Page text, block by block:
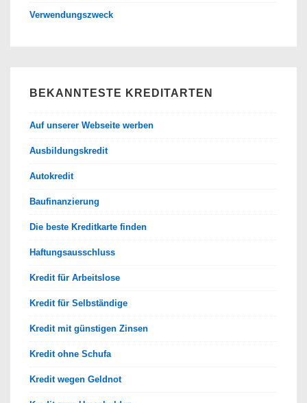
Verwendungszweck
BEKANNTESTE KREDITARTEN
Auf unserer Webseite werben
Ausbildungskredit
Autokredit
Baufinanzierung
Die beste Kreditkarte finden
Haftungsausschluss
Kredit für Arbeitslose
Kredit für Selbständige
Kredit mit günstigen Zinsen
Kredit ohne Schufa
Kredit wegen Geldnot